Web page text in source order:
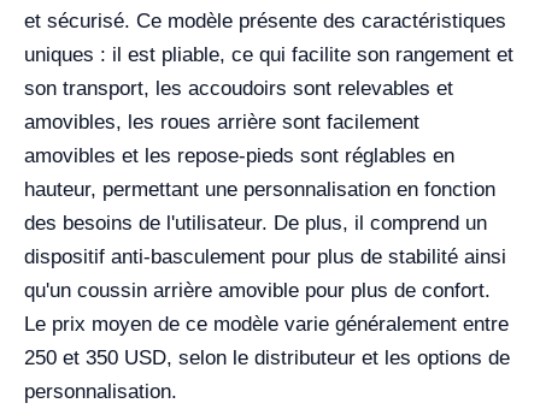
et sécurisé. Ce modèle présente des caractéristiques
uniques : il est pliable, ce qui facilite son rangement et
son transport, les accoudoirs sont relevables et
amovibles, les roues arrière sont facilement
amovibles et les repose-pieds sont réglables en
hauteur, permettant une personnalisation en fonction
des besoins de l'utilisateur. De plus, il comprend un
dispositif anti-basculement pour plus de stabilité ainsi
qu'un coussin arrière amovible pour plus de confort.
Le prix moyen de ce modèle varie généralement entre
250 et 350 USD, selon le distributeur et les options de
personnalisation.